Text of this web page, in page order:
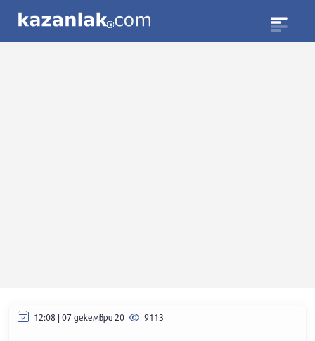
12:08 | 07 декември 20 9113